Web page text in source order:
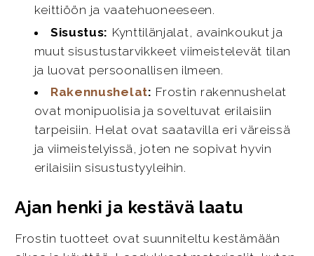
keittiöön ja vaatehuoneeseen.
Sisustus: Kynttilänjalat, avainkoukut ja
muut sisustustarvikkeet viimeistelevät tilan
ja luovat persoonallisen ilmeen.
Rakennushelat: Frostin rakennushelat
ovat monipuolisia ja soveltuvat erilaisiin
tarpeisiin. Helat ovat saatavilla eri väreissä
ja viimeistelyissä, joten ne sopivat hyvin
erilaisiin sisustustyyleihin.
Ajan henki ja kestävä laatu
Frostin tuotteet ovat suunniteltu kestämään